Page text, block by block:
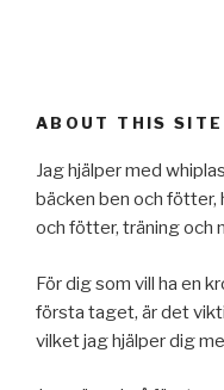
ABOUT THIS SITE
Jag hjälper med
bäcken ben och fötter,
och fötter, träning och
För dig som vill ha en
första taget, är det
vilket jag hjälper dig